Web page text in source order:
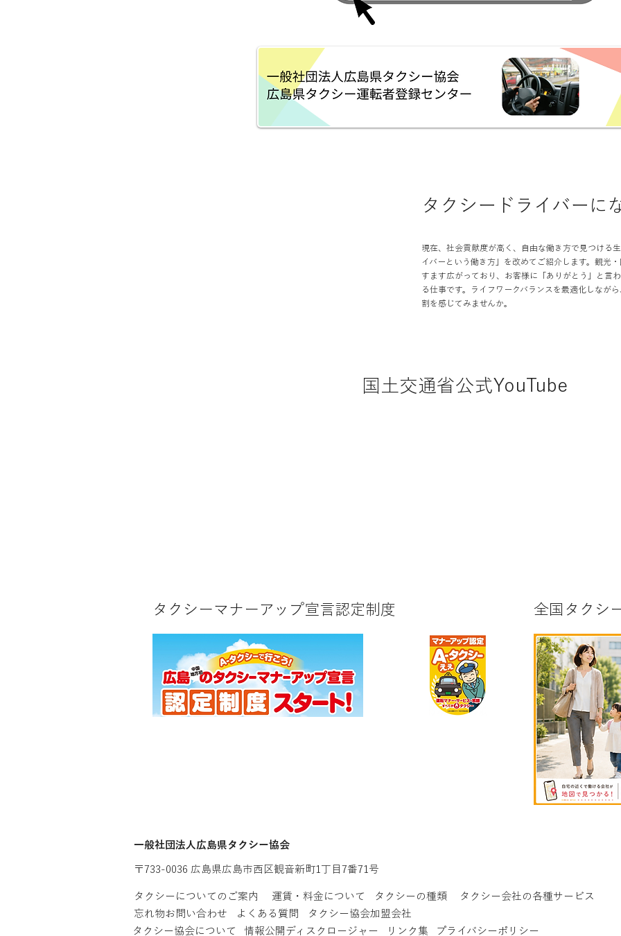
タクシードライバーに
現在、社会貢献度が高く、自由な働き方で見つける
イバーという働き方」を改めてご紹介します。観光
すます広がっており、お客様に「ありがとう」と言
る仕事です。ライフワークバランスを最適化しなが
割を感じてみませんか。
国土交通省公式YouTube
タクシーマナーアップ宣言認定制度 全国タクシ
​一般社団法人広島県タクシー協会
〒733-0036 広島県広島市西区観音新町1丁目7番71号
タクシーについてのご案内 運賃・料金について タクシーの種類
タクシー会社の各種サービス
タクシー協会加盟会社
忘れ物お問い合わせ
よくある質問
タクシー協会について
情報公開ディスクロージャー リンク集 プライバシーポリシー